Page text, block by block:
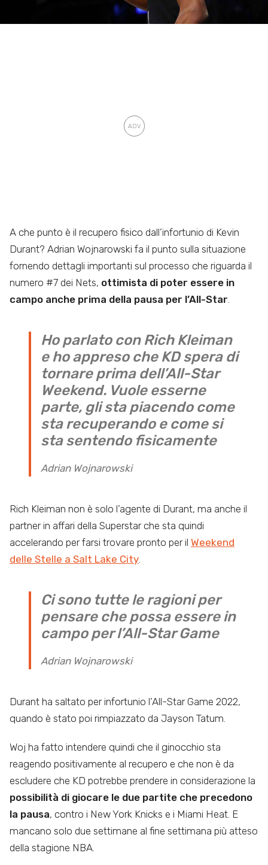
A che punto è il recupero fisico dall’infortunio di Kevin
Durant? Adrian Wojnarowski fa il punto sulla situazione
fornendo dettagli importanti sul processo che riguarda il
numero #7 dei Nets, ottimista di poter essere in
campo anche prima della pausa per l’All-Star
Ho parlato con Rich Kleiman
e ho appreso che KD spera di
tornare prima dell’All-Star
Weekend. Vuole esserne
parte, gli sta piacendo come
sta recuperando e come si
sta sentendo fisicamente
Adrian Wojnarowski
Rich Kleiman non è solo l’agente di Durant, ma anche il
partner in affari della Superstar che sta quindi
accelerando per farsi trovare pronto per il Weekend
delle Stelle a Salt Lake City
Ci sono tutte le ragioni per
pensare che possa essere in
campo per l’All-Star Game
Adrian Wojnarowski
Durant ha saltato per infortunio l’All-Star Game 2022,
quando è stato poi rimpiazzato da Jayson Tatum.
Woj ha fatto intendere quindi che il ginocchio sta
reagendo positivamente al recupero e che non è da
escludere che KD potrebbe prendere in considerazione la
possibilità di giocare le due partite che precedono
la pausa, contro i New York Knicks e i Miami Heat. E
mancano solo due settimane al fine settimana più atteso
della stagione NBA.